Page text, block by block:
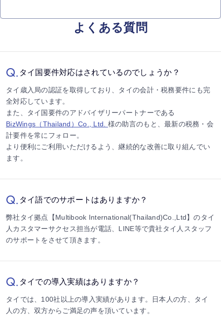
よくある質問
Q. タイ国要件対応はされているのでしょうか？
タイ歳入局の認証を取得しており、タイの会計・税務要件にも完
全対応しています。
また、タイ国要件のアドバイザリーパートナーである
BizWings（Thailand）Co., Ltd. 様の助言のもと、最新の税務・会
計要件を常にフォロー。
より便利にご利用いただけるよう、継続的な改善に取り組んでい
ます。
Q. タイ語でのサポートはありますか？
弊社タイ拠点【Multibook International(Thailand)Co.,Ltd】のタイ
人カスタマーサクセス担当が電話、LINE等で貴社タイ人スタッフ
のサポートをさせて頂きます。
Q. タイでの導入実績はありますか？
タイでは、100社以上の導入実績があります。日本人の方、タイ
人の方、双方からご満足の声を頂いています。